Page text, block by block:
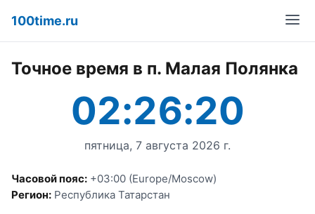
100time.ru
Точное время в п. Малая Полянка
02:26:20
пятница, 7 августа 2026 г.
Часовой пояс: +03:00 (Europe/Moscow)
Регион: Республика Татарстан